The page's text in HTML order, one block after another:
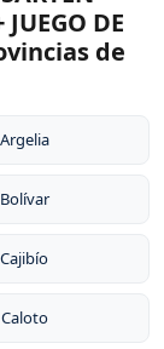
DE
de
Argelia
Bolívar
Cajibío
Caloto